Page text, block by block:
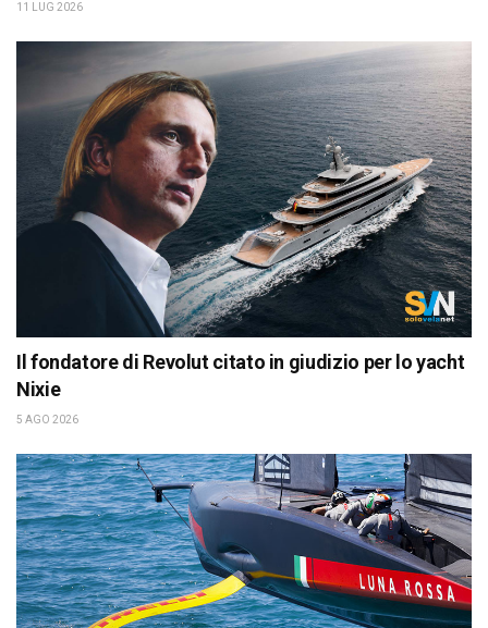
11 LUG 2026
Il fondatore di Revolut citato in giudizio per lo yacht
Nixie
5 AGO 2026